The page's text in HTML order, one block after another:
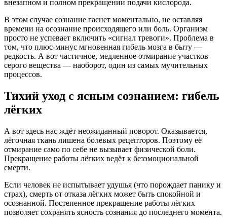
внезапном и полном прекращении подачи кислорода.
В этом случае сознание гаснет моментально, не оставляя
времени на осознание происходящего или боль. Организм
просто не успевает включить «сигнал тревоги». Проблема в
том, что плюс-минус мгновенная гибель мозга в быту —
редкость. А вот частичное, медленное отмирание участков
серого вещества — наоборот, один из самых мучительных
процессов.
Тихий уход с ясным сознанием: гибель
лёгких
А вот здесь нас ждёт неожиданный поворот. Оказывается,
лёгочная ткань лишена болевых рецепторов. Поэтому её
отмирание само по себе не вызывает физической боли.
Прекращение работы лёгких ведёт к безэмоциональной
смерти.
Если человек не испытывает удушья (что порождает панику и
страх), смерть от отказа лёгких может быть спокойной и
осознанной. Постепенное прекращение работы лёгких
позволяет сохранять ясность сознания до последнего момента.